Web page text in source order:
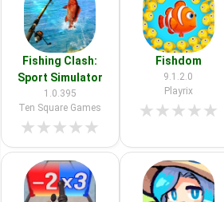
Fishing Clash:
Sport Simulator
1.0.395
Ten Square Games
★★★★★
Fishdom
9.1.2.0
Playrix
★★★★★